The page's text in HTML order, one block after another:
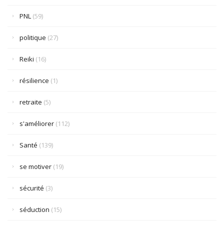
PNL (59)
politique (27)
Reiki (16)
résilience (1)
retraite (5)
s'améliorer (112)
Santé (139)
se motiver (19)
sécurité (3)
séduction (15)